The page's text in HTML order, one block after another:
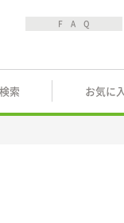
F A Q
索 お気に